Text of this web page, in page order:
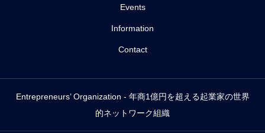
Events
Information
Contact
Entrepreneurs’ Organization - 年商1億円を超える起業家の世界
的ネットワーク組織